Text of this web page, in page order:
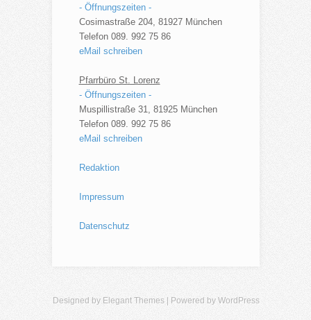
- Öffnungszeiten -
Cosimastraße 204, 81927 München
Telefon 089. 992 75 86
eMail schreiben
Pfarrbüro St. Lorenz
- Öffnungszeiten -
Muspillistraße 31, 81925 München
Telefon 089. 992 75 86
eMail schreiben
Redaktion
Impressum
Datenschutz
Designed by Elegant Themes| Powered by WordPress